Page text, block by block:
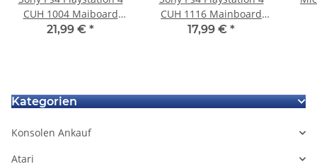
CUH 1004 Maiboard
HDMI Defekt
21,99 € *
CUH 1116 Mainboard
Defekt Stecker am
17,99 € *
Kategorien
Konsolen Ankauf
Atari